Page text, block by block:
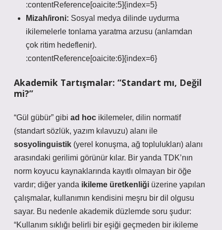
:contentReference[oaicite:5]{index=5}
Mizah/ironi: Sosyal medya dilinde uydurma
ikilemelerle tonlama yaratma arzusu (anlamdan
çok ritim hedeflenir).
:contentReference[oaicite:6]{index=6}
Akademik Tartışmalar: “Standart mı, Değil
mi?”
“Gül gübür” gibi ad hoc ikilemeler, dilin normatif
(standart sözlük, yazım kılavuzu) alanı ile
sosyolinguistik (yerel konuşma, ağ toplulukları) alanı
arasındaki gerilimi görünür kılar. Bir yanda TDK’nın
norm koyucu kaynaklarında kayıtlı olmayan bir öğe
vardır; diğer yanda ikileme üretkenliği üzerine yapılan
çalışmalar, kullanımın kendisini meşru bir dil olgusu
sayar. Bu nedenle akademik düzlemde soru şudur:
“Kullanım sıklığı belirli bir eşiği geçmeden bir ikileme